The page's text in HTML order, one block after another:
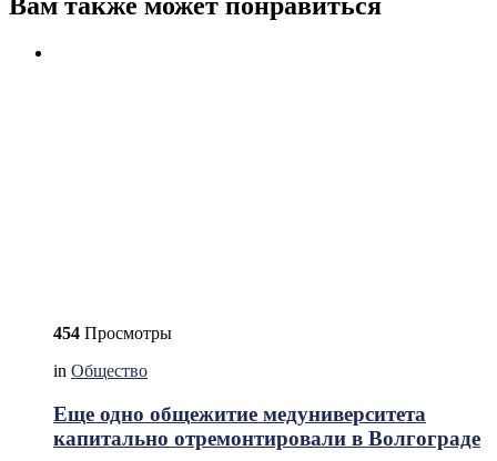
454 Просмотры
in Общество
Еще одно общежитие медуниверситета
капитально отремонтировали в Волгограде